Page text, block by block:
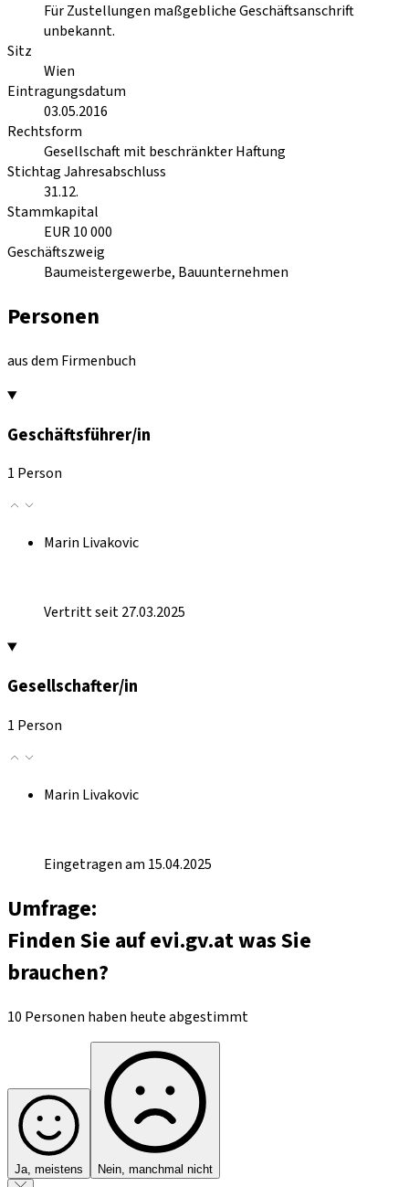
Für Zustellungen maßgebliche Geschäftsanschrift
unbekannt.
Sitz
Wien
Eintragungsdatum
03.05.2016
Rechtsform
Gesellschaft mit beschränkter Haftung
Stichtag Jahresabschluss
31.12.
Stammkapital
EUR 10 000
Geschäftszweig
Baumeistergewerbe, Bauunternehmen
Personen
aus dem Firmenbuch
Geschäftsführer/in
1 Person
Marin Livakovic
Vertritt seit 27.03.2025
Gesellschafter/in
1 Person
Marin Livakovic
Eingetragen am 15.04.2025
Umfrage:
Finden Sie auf evi.gv.at was Sie
brauchen?
10 Personen haben heute abgestimmt
Ja, meistens Nein, manchmal nicht